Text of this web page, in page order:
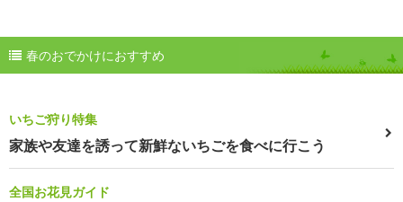
春のおでかけにおすすめ
いちご狩り特集
家族や友達を誘って新鮮ないちごを食べに行こう
全国お花見ガイド